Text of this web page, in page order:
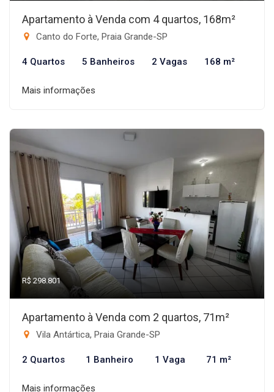
Apartamento à Venda com 4 quartos, 168m²
Canto do Forte, Praia Grande-SP
4 Quartos 5 Banheiros 2 Vagas 168 m²
Mais informações
R$ 298.801
Apartamento à Venda com 2 quartos, 71m²
Vila Antártica, Praia Grande-SP
2 Quartos 1 Banheiro 1 Vaga 71 m²
Mais informações